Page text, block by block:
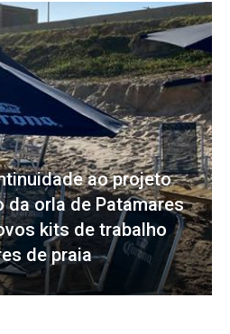
ao projeto
da orla de Patamares
kits de trabalho
de praia